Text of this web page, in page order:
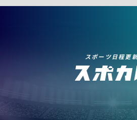
スポーツ日程更